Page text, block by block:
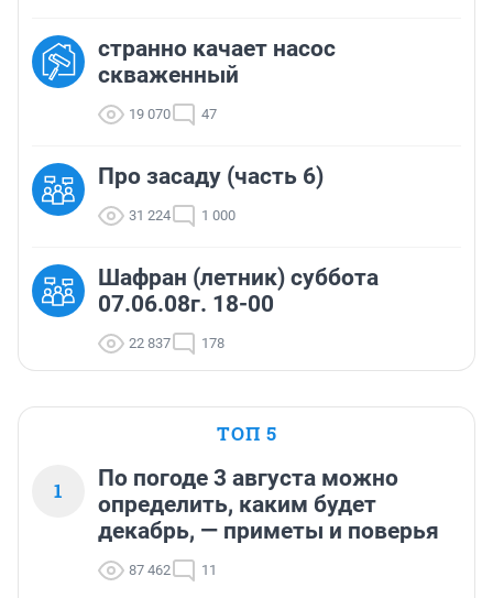
странно качает насос
скваженный
19 070 47
Про засаду (часть 6)
31 224 1 000
Шафран (летник) суббота
07.06.08г. 18-00
22 837 178
ТОП 5
1
По погоде 3 августа можно
определить, каким будет
декабрь, — приметы и поверья
87 462 11